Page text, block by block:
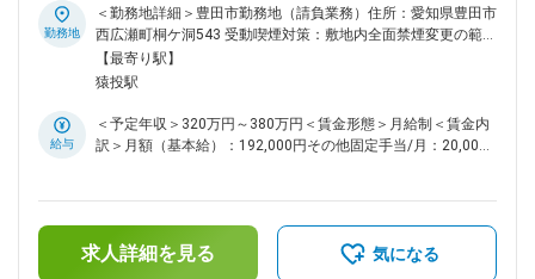
どのようなキャリアを歩みたいか、現在の悩みなどを相談でき
る環境です。 （4）キャリアパス： MBD、業務DXの推進、自
動車カスタマイズ用品や機能アップデートの商品企画開発など
のポジションもあり、様々なキャリアの選択が可能です。 変
売スタッフ、事務職など、製造現場が初めてという方でも活躍
をしています★ トヨタグループのデンソー工場内で、 次世代
ハイブリッド車に使用される『パワー半導体』の試作を担当す
る製造スタッフを募集しています。 指示書に従ってコツコツ
て始められます。 ◎業務内容 入社後2～3ヶ月は、必要な知識
の習得や作業の練習期間があります。 知識や経験がなくても
べる」「機械の設定を少し変える」「機械のスイッチを押す」
など、シンプルな作業です。 たとえば、『成膜』という工程
では、真空ピンセットという特殊な器具を使ってウェハを吸着
し、数ミリごとに並べて機械のスイッチを押します。 指示書
勤務地
＜勤務地詳細＞豊田市勤務地（請負業務）住所：愛知県豊田市
西広瀬町桐ケ洞543 受動喫煙対策：敷地内全面禁煙変更の範
囲：会社の定める事業所（リモートワーク含む）
【最寄り駅】
猿投駅
給与
＜予定年収＞320万円～380万円＜賃金形態＞月給制＜賃金内
訳＞月額（基本給）：192,000円その他固定手当/月：20,000
ださい。賃金はあくまでも目安の金額であり、選考を通じて上
下する可能性があります。月給(月額)は固定手当を含めた表記
求人詳細を見る 気になる